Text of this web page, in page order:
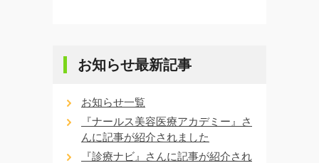
お知らせ最新記事
お知らせ一覧
『ナールス美容医療アカデミー』さ
んに記事が紹介されました
『診療ナビ』さんに記事が紹介され